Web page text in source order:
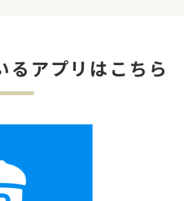
るアプリはこちら